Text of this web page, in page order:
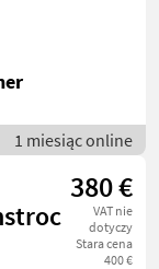
1 miesiąc online
380 €
VAT nie
dotyczy
Stara cena
400 €